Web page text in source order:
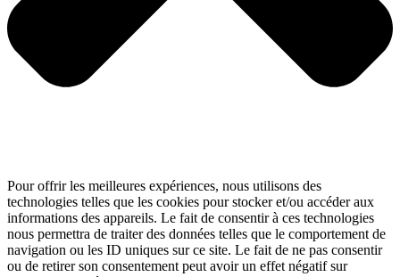
Pour offrir les meilleures expériences, nous utilisons des
technologies telles que les cookies pour stocker et/ou accéder aux
informations des appareils. Le fait de consentir à ces technologies
nous permettra de traiter des données telles que le comportement de
navigation ou les ID uniques sur ce site. Le fait de ne pas consentir
ou de retirer son consentement peut avoir un effet négatif sur